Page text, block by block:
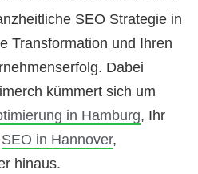
SEO Strategie in
Transformation und Ihren
Dabei
kümmert sich um
in Hamburg, Ihr
SEO in Hannover,
hinaus.